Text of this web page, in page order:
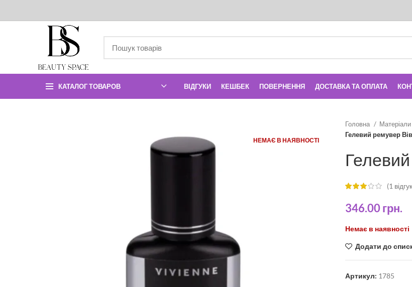
КАТАЛОГ ТОВАРОВ ВІДГУКИ КЕШБЕК ПОВЕРНЕННЯ ДОСТАВКА ТА ОПЛАТА
НЕМАЄ В НАЯВНОСТІ
Головна
Гелевий ремувер
(1
346.00грн.
Немає в наявності
Додати до
Артикул: 1785